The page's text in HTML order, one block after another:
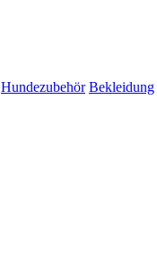
Hundezubehör Bekleidung